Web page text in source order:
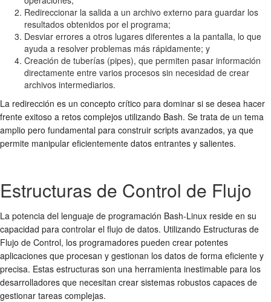
Redireccionar la salida a un archivo externo para guardar los
resultados obtenidos por el programa;
Desviar errores a otros lugares diferentes a la pantalla, lo que
ayuda a resolver problemas más rápidamente; y
Creación de tuberías (pipes), que permiten pasar información
directamente entre varios procesos sin necesidad de crear
archivos intermediarios.
La redirección es un concepto crítico para dominar si se desea hacer
frente exitoso a retos complejos utilizando Bash. Se trata de un tema
amplio pero fundamental para construir scripts avanzados, ya que
permite manipular eficientemente datos entrantes y salientes.
Estructuras de Control de Flujo
La potencia del lenguaje de programación Bash-Linux reside en su
capacidad para controlar el flujo de datos. Utilizando Estructuras de
Flujo de Control, los programadores pueden crear potentes
aplicaciones que procesan y gestionan los datos de forma eficiente y
precisa. Estas estructuras son una herramienta inestimable para los
desarrolladores que necesitan crear sistemas robustos capaces de
gestionar tareas complejas.